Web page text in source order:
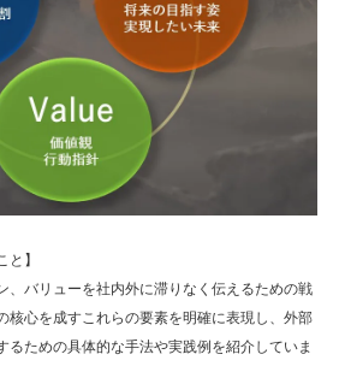
】
、バリューを社内外に滞りなく伝えるための戦
核心を成すこれらの要素を明確に表現し、外部
るための具体的な手法や実践例を紹介していま